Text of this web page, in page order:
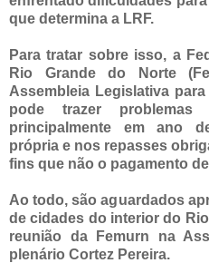
que determina a LRF.
Para tratar sobre isso, a
Rio Grande do Norte
Assembleia Legislativa
pode trazer problemas
principalmente em ano
própria e nos repasses
fins que não o pagamento
Ao todo, são aguardados
de cidades do interior do
reunião da Femurn na
plenário Cortez Pereira.